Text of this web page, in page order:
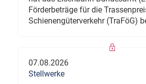
Förderbeträge für die
Schienengüterverkehr (TraFöG)
07.08.2026
Stellwerke